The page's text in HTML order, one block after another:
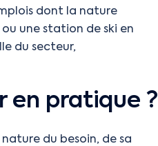
dont la nature
une station de ski en
du secteur,
en pratique ?
du besoin, de sa